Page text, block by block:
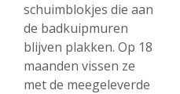
schuimblokjes die aan
de badkuipmuren
blijven plakken. Op 18
maanden vissen ze
met de meegeleverde